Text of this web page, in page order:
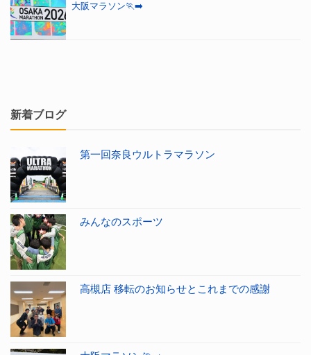
大阪マラソン🏃‍➡️
新着ブログ
第一回奈良ウルトラマラソン
みんなのスポーツ
高槻店 移転のお知らせとこれまでの感謝